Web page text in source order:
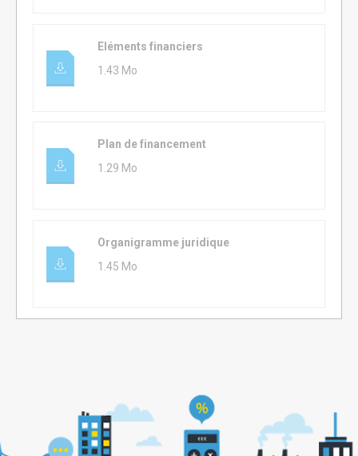
Eléments financiers
1.43 Mo
Plan de financement
1.29 Mo
Organigramme juridique
1.45 Mo